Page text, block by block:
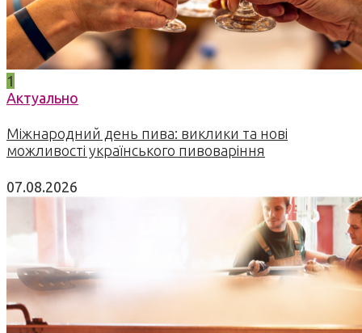
1
Актуально
Міжнародний день пива: виклики та нові
можливості українського пивоваріння
07.08.2026